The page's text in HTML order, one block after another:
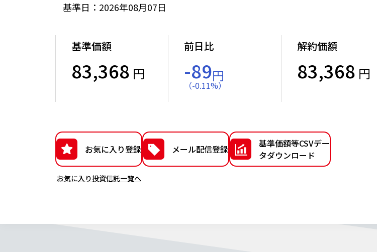
基準日：2026年08月07日
基準価額
83,368 円
前日比
-89円
（-0.11%）
解約価額
83,368 円
お気に入り登録
お気に入り投資信託一覧へ
メール配信登録
基準価額等CSVデー
タダウンロード